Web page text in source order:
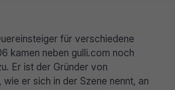
für verschiedene
kamen neben gulli.com noch
Er ist der Gründer von
er sich in der Szene nennt, an